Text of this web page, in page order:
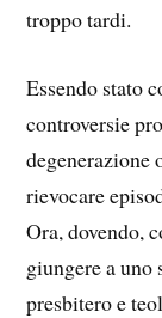
troppo tardi.
Essendo stato
controversie
degenerazione
rievocare
Ora, dovendo,
giungere a uno
presbitero e